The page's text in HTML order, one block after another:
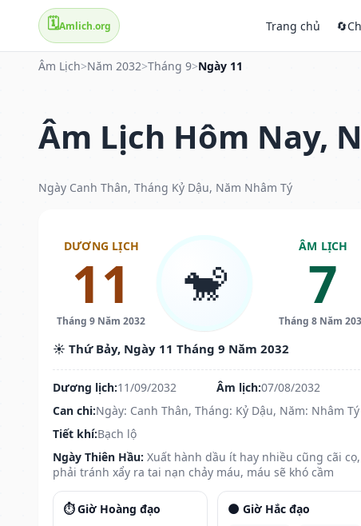
🗓️Amlich.org Trang chủ 🔄
Âm Lịch>Năm 2032>Tháng 9>Ngày 11
Âm Lịch Hôm Nay,
Ngày Canh Thân, Tháng Kỷ Dậu, Năm Nhâm Tý
DƯƠNG LỊCH
11
Tháng 9 Năm 2032
🐒
ÂM LỊCH
7
Tháng 8 Năm
☀️ Thứ Bảy, Ngày 11 Tháng 9 Năm 2032
Dương lịch:11/09/2032 Âm lịch:07/08/2032
Can chi:Ngày: Canh Thân, Tháng: Kỷ Dậu, Năm: Nhâm Tý
Tiết khí:Bạch lộ
Ngày Thiên Hầu: Xuất hành dầu ít hay nhiều cũng cãi cọ,
phải tránh xẩy ra tai nạn chảy máu, máu sẽ khó cầm
⏱️ Giờ Hoàng đạo 🌑 Giờ Hắc đạo